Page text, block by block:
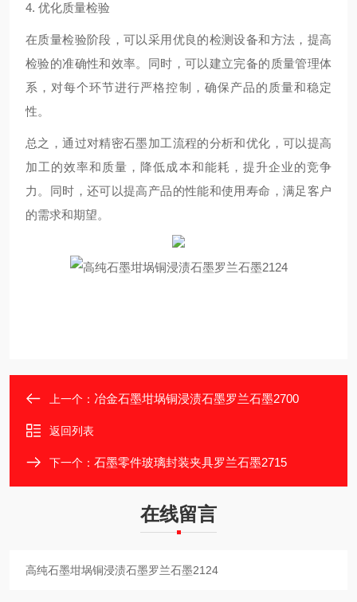
4. 优化质量检验
在质量检验阶段，可以采用优良的检测设备和方法，提高
检验的准确性和效率。同时，可以建立完备的质量管理体
系，对每个环节进行严格控制，确保产品的质量和稳定
性。
总之，通过对精密石墨加工流程的分析和优化，可以提高
加工的效率和质量，降低成本和能耗，提升企业的竞争
力。同时，还可以提高产品的性能和使用寿命，满足客户
的需求和期望。
上一个： 冶金石墨坩埚铜浸渍石墨罗兰石墨2700
返回列表
下一个： 石墨零件玻璃封装夹具罗兰石墨2715
在线留言